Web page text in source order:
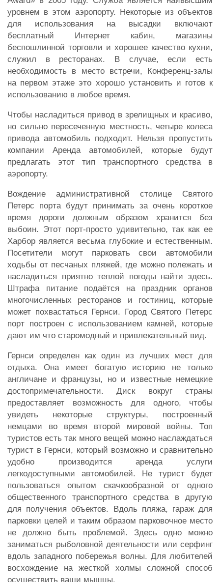
уровнем в этом аэропорту. Некоторые из объектов
для использования на высадки включают
бесплатный Интернет кабин, магазины
беспошлинной торговли и хорошее качество кухни,
служил в ресторанах. В случае, если есть
необходимость в место встречи, Конференц-залы
на первом этаже это хорошо установить и готов к
использованию в любое время.
Чтобы насладиться привод в зрелищных и красиво,
но сильно пересеченную местность, четыре колеса
привода автомобиль подходит. Нельзя пропустить
компании Аренда автомобилей, которые будут
предлагать этот тип транспортного средства в
аэропорту.
Вождение административной столице Святого
Петерс порта будут принимать за очень короткое
время дороги должным образом хранится без
выбоин. Этот порт-просто удивительно, так как ее
Харбор является весьма глубокие и естественным.
Посетители могут парковать свои автомобили
ходьбы от песчаных пляжей, где можно полежать и
насладиться приятно теплой погоды найти здесь.
Штрафа питание подаётся на праздник органов
многочисленных ресторанов и гостиниц, которые
может похвастаться Гернси. Город Святого Петерс
порт построен с использованием камней, которые
дают им что старомодный и привлекательный вид.
Гернси определен как один из лучших мест для
отдыха. Она имеет богатую историю не только
англичане и французы, но и известные немецкие
достопримечательности. Диск вокруг страны
предоставляет возможность для одного, чтобы
увидеть некоторые структуры, построенный
немцами во время второй мировой войны. Топ
туристов есть так много вещей можно наслаждаться
турист в Гернси, который возможно и сравнительно
удобно производится аренда услуги
легкодоступными автомобилей. Не турист будет
пользоваться опытом скачкообразной от одного
общественного транспортного средства в другую
для получения объектов. Вдоль пляжа, гараж для
парковки целей и таким образом парковочное место
не должно быть проблемой. Здесь одно можно
заниматься рыболовной деятельности или серфинг
вдоль западного побережья волны. Для любителей
восхождение на жесткой холмы сложной способ
осуществить ваши мышцы.